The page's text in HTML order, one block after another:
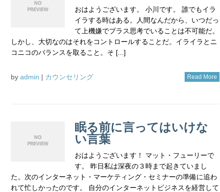
おはようございます。 小川です。 誰でもイラ
イラする時はある。人間なんだから、いつだっ
て上機嫌でプラス思考でいることは不可能だ。
しかし、大切なのはそれをコントロールすることだ。イライラとニ
コニコのバランスを取ること。そ [...]
by admin | カウンセリング Read More
眠る前に言ってはいけな
い言葉
おはようございます！ マット・フューリーで
す。 昨日私は深夜の３時まで起きていまし
た。次のインターネット・マーケティング・セミナーの準備に追わ
れて忙しかったのです。 自分のインターネットビジネスを経営して